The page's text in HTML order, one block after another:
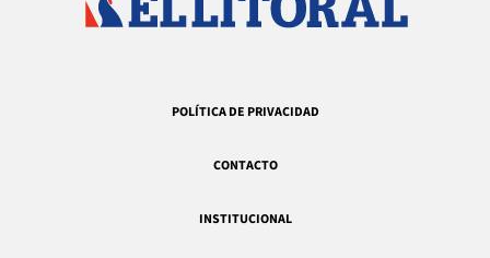
POLÍTICA DE PRIVACIDAD
CONTACTO
INSTITUCIONAL